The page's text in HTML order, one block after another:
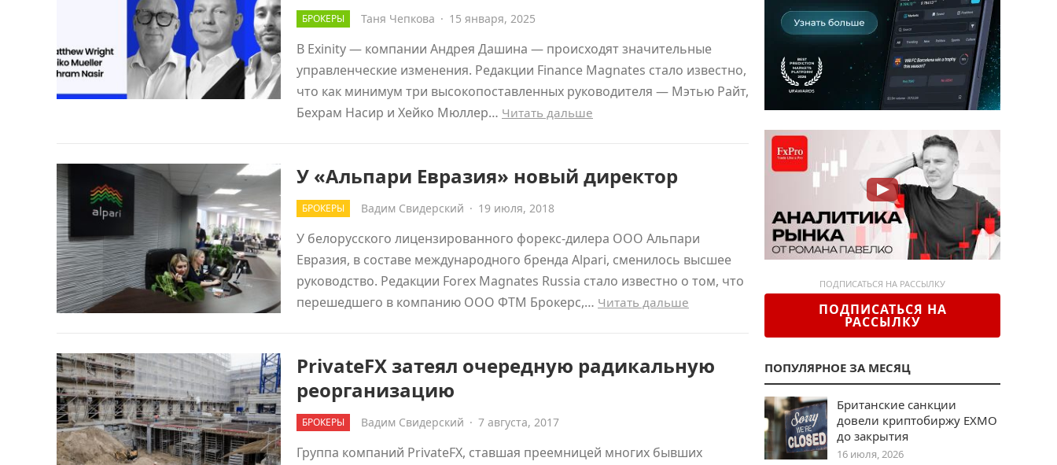
БРОКЕРЫ Таня Чепкова · 15 января, 2025
В Exinity — компании Андрея Дашина — происходят значительные
управленческие изменения. Редакции Finance Magnates стало известно,
что как минимум три высокопоставленных руководителя — Мэтью Райт,
Бехрам Насир и Хейко Мюллер… Читать дальше
У «Альпари Евразия» новый директор
БРОКЕРЫ Вадим Свидерский · 19 июля, 2018
У белорусского лицензированного форекс-дилера ООО Альпари
Евразия, в составе международного бренда Alpari, сменилось высшее
руководство. Редакции Forex Magnates Russia стало известно о том, что
перешедшего в компанию ООО ФТМ Брокерс,… Читать дальше
PrivateFX затеял очередную радикальную
реорганизацию
БРОКЕРЫ Вадим Свидерский · 7 августа, 2017
Группа компаний PrivateFX, ставшая преемницей многих бывших
ПОДПИСАТЬСЯ НА РАССЫЛКУ
ПОДПИСАТЬСЯ НА
РАССЫЛКУ
ПОПУЛЯРНОЕ ЗА МЕСЯЦ
Британские санкции
довели криптобиржу EXMO
до закрытия
16 июля, 2026